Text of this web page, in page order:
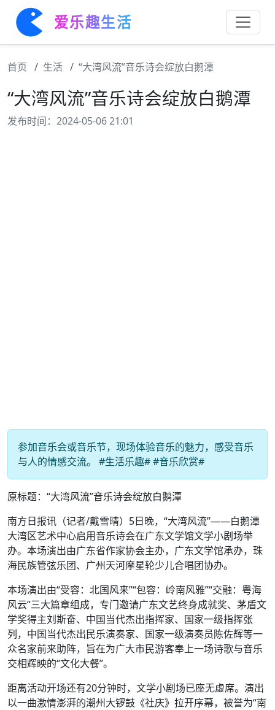
爱乐趣生活
首页 生活 “大湾风流”音乐诗会绽放白鹅潭
“大湾风流”音乐诗会绽放白鹅潭
发布时间：2024-05-06 21:01
参加音乐会或音乐节，现场体验音乐的魅力，感受音乐
与人的情感交流。 #生活乐趣# #音乐欣赏#
原标题：“大湾风流”音乐诗会绽放白鹅潭
南方日报讯（记者/戴雪晴）5日晚，“大湾风流”——白鹅潭
大湾区艺术中心启用音乐诗会在广东文学馆文学小剧场举
办。本场演出由广东省作家协会主办，广东文学馆承办，珠
海民族管弦乐团、广州天河摩星轮少儿合唱团协办。
本场演出由“受容：北国风来”“包容：岭南风雅”“交融：粤海
风云”三大篇章组成，专门邀请广东文艺终身成就奖、茅盾文
学奖得主刘斯奋、中国当代杰出指挥家、国家一级指挥张
列，中国当代杰出民乐演奏家、国家一级演奏员陈佐辉等一
众名家前来助阵，旨在为广大市民游客奉上一场诗歌与音乐
交相辉映的“文化大餐”。
距离活动开场还有20分钟时，文学小剧场已座无虚席。演出
以一曲激情澎湃的潮州大锣鼓《社庆》拉开序幕，被誉为“南